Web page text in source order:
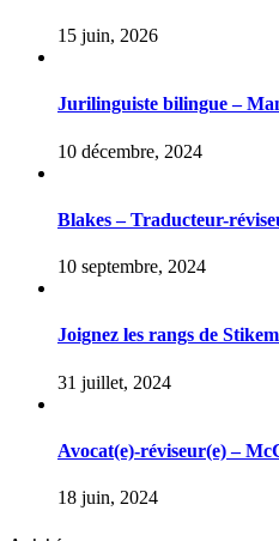
15 juin, 2026
Jurilinguiste bilingue –
10 décembre, 2024
Blakes – Traducteur-
10 septembre, 2024
Joignez les rangs de
31 juillet, 2024
Avocat(e)-réviseur(e) –
18 juin, 2024